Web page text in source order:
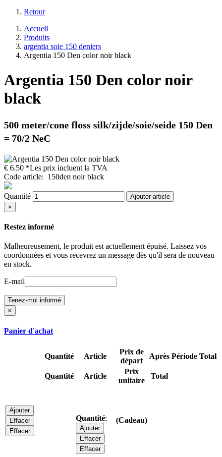
Retour
Accueil
Produits
argentia soie 150 deniers
Argentia 150 Den color noir black
Argentia 150 Den color noir
black
500 meter/cone floss silk/zijde/soie/seide 150 Den
= 70/2 NeC
€ 6.50 *Les prix incluent la TVA
Code article: 150den noir black
Quantité
Ajouter article
×
Restez informé
Malheureusement, le produit est actuellement épuisé. Laissez vos
coordonnées et vous recevrez un message dès qu'il sera de nouveau
en stock.
E-mail
Tenez-moi informé
×
Panier d'achat
Quantité Article
Prix de
départ
Après Période Total
Quantité Article
Prix
unitaire
Total
Ajouter
Effacer
Effacer
Quantité:
Ajouter
Effacer
Effacer
(Cadeau)